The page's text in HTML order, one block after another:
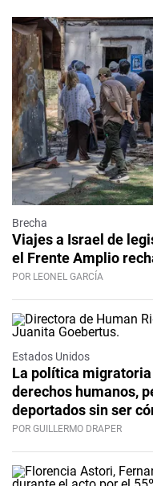
Brecha
Viajes a Israel de
el Frente Amplio
POR LEONEL GARCÍA
Estados Unidos
La política
derechos humanos,
deportados sin ser
POR GUILLERMO DRAPER